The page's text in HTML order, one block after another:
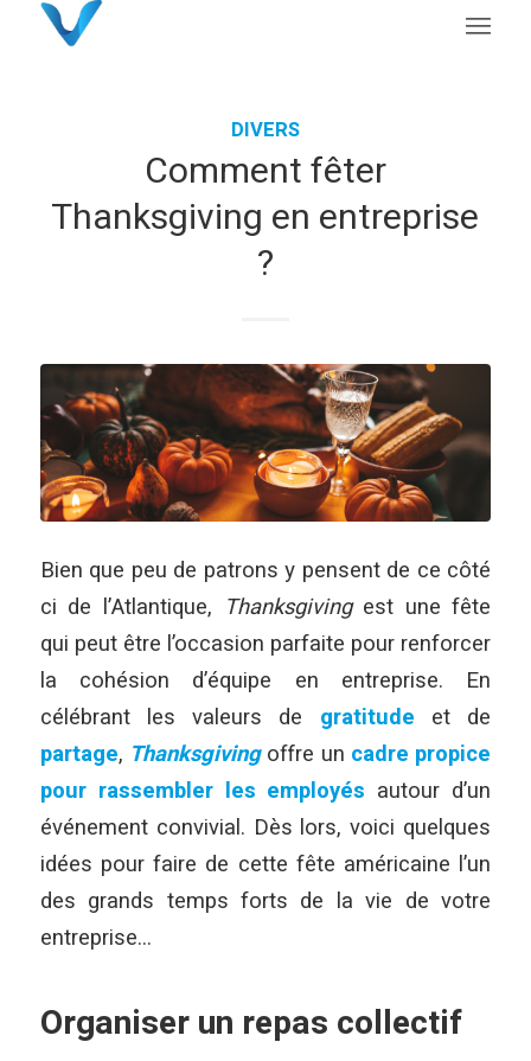
DIVERS
Comment fêter
Thanksgiving en entreprise
?
Bien que peu de patrons y pensent de ce côté
ci de l’Atlantique, Thanksgivingest une fête
qui peut être l’occasion parfaite pour renforcer
la cohésion d’équipe en entreprise. En
célébrant les valeurs de gratitude et de
partage, Thanksgivingoffre un cadre propice
pour rassembler les employés autour d’un
événement convivial. Dès lors, voici quelques
idées pour faire de cette fête américaine l’un
des grands temps forts de la vie de votre
entreprise…
Organiser un repas collectif